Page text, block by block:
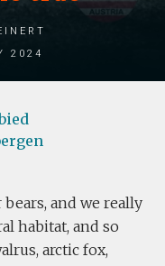
and we really
habitat, and so
arctic fox,